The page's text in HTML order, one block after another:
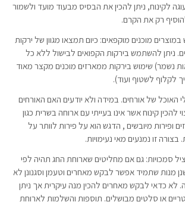
לקינוח, ניתן להכין את הבסיס מבעוד מועד ולשמור
רק את הקרם.
מוכנים מוקפאים: כיום תמצאו מגוון של ירקות
ניתן להשתמש בירקות הקפואים לבישול ללא כל
נשמר) שימוש בירקות ממארזים מוכנים מקצר מאוד
לקלוף לשטוף ועוד).
האוכל של אורחים. במידה ולא יודעים האם האורחים
להכין קינוח אשר אינו בעייתי עם ארוחה בשרית כגון
ופירות מיובשים , הדגש הוא על פירות לוותר על
בצורה זו נמנעים מאי נעימויות.
סמכויות: גם אם מחליטים שארוחת החג תהיה לפי
מנות שתמיד אפשר לבקש מאחרים וטעמן וסגנונן לא
לא כדאי לבקש מאחרים להכין מנה עיקרית אך ניתן
או סלטים מבושלים. תוספות והשלמות לארוחת